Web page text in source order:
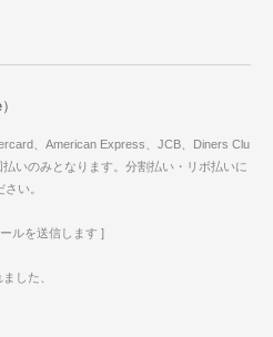
、American Express、JCB、Diners Clu
いのみとなります。分割払い・リボ払いに
い。
ルを送信します ]
した、